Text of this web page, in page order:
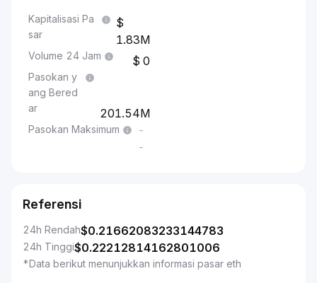
Kapitalisasi Pa
sar
1.83M
Volume 24 Jam 0
Pasokan y
ang Bered
ar
201.54M
Pasokan Maksimum
-
-
Referensi
24h Rendah$0.21662083233144783
24h Tinggi$0.22212814162801006
*Data berikut menunjukkan informasi pasar eth